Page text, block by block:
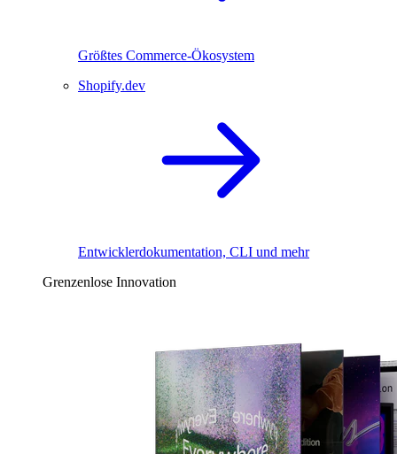
Größtes Commerce-Ökosystem
Shopify.dev
Entwicklerdokumentation, CLI und mehr
Grenzenlose Innovation